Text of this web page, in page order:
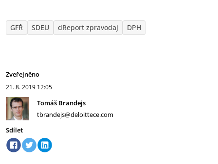
GFŘ SDEU dReport zpravodaj DPH
Zveřejněno
21. 8. 2019 12:05
Tomáš Brandejs
tbrandejs@deloittece.com
Sdílet